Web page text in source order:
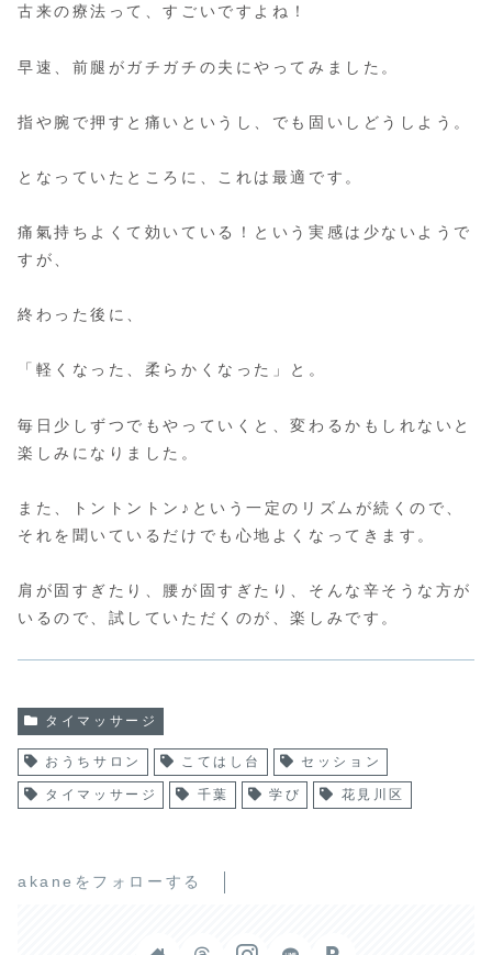
古来の療法って、すごいですよね！
早速、前腿がガチガチの夫にやってみました。
指や腕で押すと痛いというし、でも固いしどうしよう。
となっていたところに、これは最適です。
痛氣持ちよくて効いている！という実感は少ないようで
すが、
終わった後に、
「軽くなった、柔らかくなった」と。
毎日少しずつでもやっていくと、変わるかもしれないと
楽しみになりました。
また、トントントン♪という一定のリズムが続くので、
それを聞いているだけでも心地よくなってきます。
肩が固すぎたり、腰が固すぎたり、そんな辛そうな方が
いるので、試していただくのが、楽しみです。
タイマッサージ
おうちサロン こてはし台 セッション
タイマッサージ 千葉 学び 花見川区
akaneをフォローする